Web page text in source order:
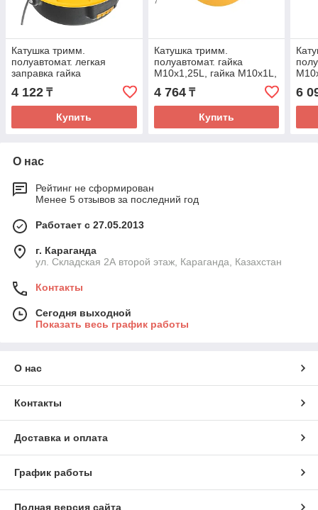
Катушка тримм.
полуавтомат. легкая
заправка гайка
М10х1,25L, гайка М10х1L,
гайка M8x1,25L// Denzel
4 122 ₸
Купить
Катушка тримм.
полуавтомат. гайка
М10х1,25L, гайка М10х1L,
гайка М12х1,5L// Denzel
4 764₸
Купить
6
О нас
Рейтинг не сформирован
Менее 5 отзывов за последний год
Работает с 27.05.2013
г. Караганда
ул. Складская 2А второй этаж, Караганда, Казахстан
Контакты
Сегодня выходной
Показать весь график работы
О нас
Контакты
Доставка и оплата
График работы
Полная версия сайта